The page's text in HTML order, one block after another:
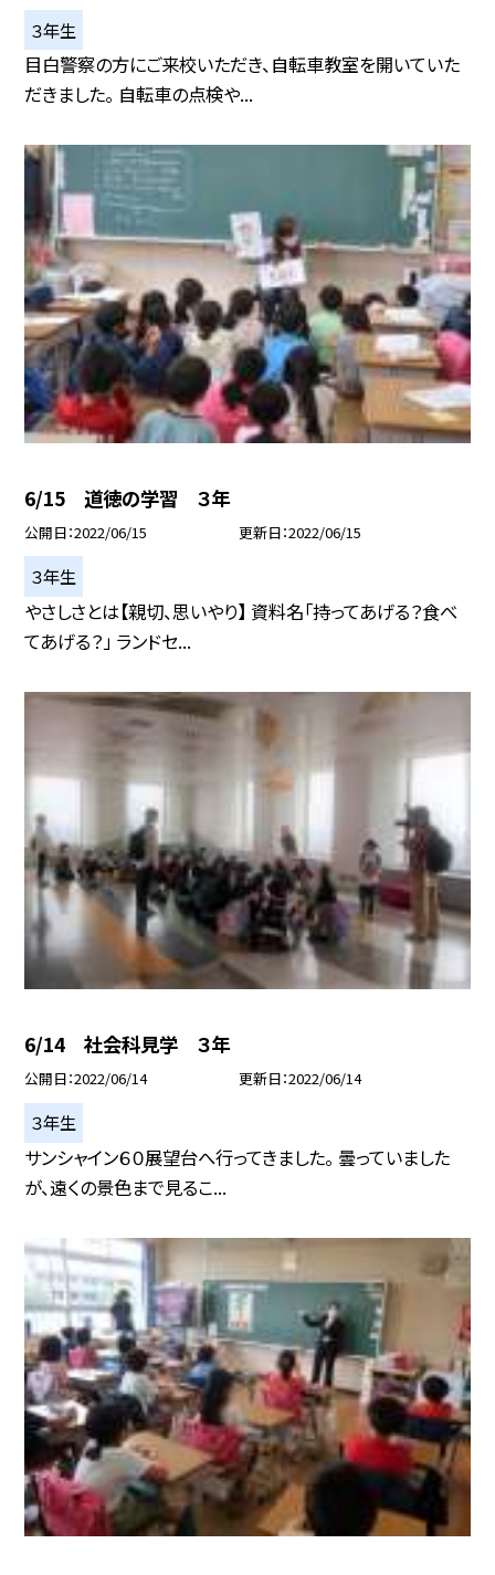
３年生
目白警察の方にご来校いただき、自転車教室を開いていた
だきました。 自転車の点検や...
6/15 道徳の学習 ３年
公開日 2022/06/15 更新日 2022/06/15
３年生
やさしさとは【親切、思いやり】 資料名「持ってあげる？食べ
てあげる？」 ランドセ...
6/14 社会科見学 ３年
公開日 2022/06/14 更新日 2022/06/14
３年生
サンシャイン６０展望台へ行ってきました。 曇っていました
が、遠くの景色まで見るこ...